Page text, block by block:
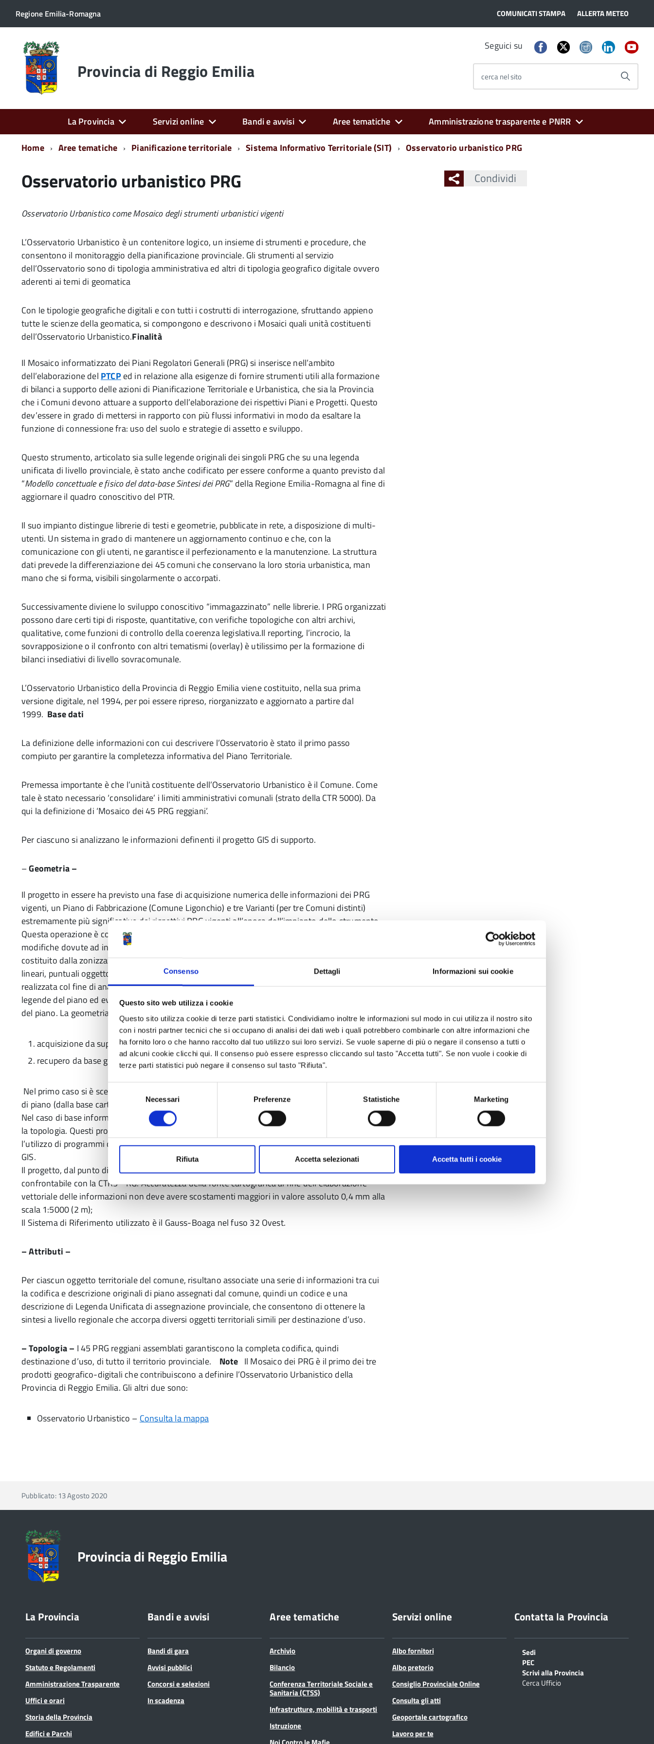
Consenso Dettagli Informazioni sui cookie
Questo sito web utilizza i cookie
Questo sito utilizza cookie di terze parti statistici. Condividiamo inoltre le informazioni sul modo in cui utilizza il nostro sito
con i nostri partner tecnici che si occupano di analisi dei dati web i quali potrebbero combinarle con altre informazioni che
ha fornito loro o che hanno raccolto dal tuo utilizzo sui loro servizi. Se vuole saperne di più o negare il consenso a tutti o
ad alcuni cookie clicchi qui. Il consenso può essere espresso cliccando sul tasto "Accetta tutti". Se non vuole i cookie di
terze parti statistici può negare il consenso sul tasto "Rifiuta".
Necessari Preferenze Statistiche Marketing
Rifiuta Accetta selezionati Accetta tutti i cookie
Regione Emilia-Romagna COMUNICATI STAMPA ALLERTA METEO
Torna
alla
home
page Provincia di Reggio Emilia
Seguici su
cerca nel sito
La Provincia Servizi online Bandi e avvisi Aree tematiche
Amministrazione trasparente e PNRR
Home
Aree tematiche Pianificazione territoriale Sistema Informativo Territoriale (SIT) Osservatorio urbanistico PRG
Osservatorio urbanistico PRG
Osservatorio Urbanistico come Mosaico degli strumenti urbanistici vigenti
L’Osservatorio Urbanistico è un contenitore logico, un insieme di strumenti e procedure, che
consentono il monitoraggio della pianificazione provinciale. Gli strumenti al servizio
dell’Osservatorio sono di tipologia amministrativa ed altri di tipologia geografico digitale ovvero
aderenti ai temi di geomatica
Con le tipologie geografiche digitali e con tutti i costrutti di interrogazione, sfruttando appieno
tutte le scienze della geomatica, si compongono e descrivono i Mosaici quali unità costituenti
dell’Osservatorio Urbanistico.Finalità
Il Mosaico informatizzato dei Piani Regolatori Generali (PRG) si inserisce nell’ambito
dell’elaborazione del PTCPed in relazione alla esigenze di fornire strumenti utili alla formazione
di bilanci a supporto delle azioni di Pianificazione Territoriale e Urbanistica, che sia la Provincia
che i Comuni devono attuare a supporto dell’elaborazione dei rispettivi Piani e Progetti. Questo
dev’essere in grado di mettersi in rapporto con più flussi informativi in modo da esaltare la
funzione di connessione fra: uso del suolo e strategie di assetto e sviluppo.
Questo strumento, articolato sia sulle legende originali dei singoli PRG che su una legenda
unificata di livello provinciale, è stato anche codificato per essere conforme a quanto previsto dal
“Modello concettuale e fisico del data-base Sintesi dei PRG” della Regione Emilia-Romagna al fine di
aggiornare il quadro conoscitivo del PTR.
Il suo impianto distingue librerie di testi e geometrie, pubblicate in rete, a disposizione di multi-
utenti. Un sistema in grado di mantenere un aggiornamento continuo e che, con la
comunicazione con gli utenti, ne garantisce il perfezionamento e la manutenzione. La struttura
dati prevede la differenziazione dei 45 comuni che conservano la loro storia urbanistica, man
mano che si forma, visibili singolarmente o accorpati.
Successivamente diviene lo sviluppo conoscitivo “immagazzinato” nelle librerie. I PRG organizzati
possono dare certi tipi di risposte, quantitative, con verifiche topologiche con altri archivi,
qualitative, come funzioni di controllo della coerenza legislativa.Il reporting, l’incrocio, la
sovrapposizione o il confronto con altri tematismi (overlay) è utilissimo per la formazione di
bilanci insediativi di livello sovracomunale.
L’Osservatorio Urbanistico della Provincia di Reggio Emilia viene costituito, nella sua prima
versione digitale, nel 1994, per poi essere ripreso, riorganizzato e aggiornato a partire dal
1999. Base dati
La definizione delle informazioni con cui descrivere l’Osservatorio è stato il primo passo
compiuto per garantire la completezza informativa del Piano Territoriale.
Premessa importante è che l’unità costituente dell’Osservatorio Urbanistico è il Comune. Come
tale è stato necessario ‘consolidare’ i limiti amministrativi comunali (strato della CTR 5000). Da
qui la definizione di ‘Mosaico dei 45 PRG reggiani’.
Per ciascuno si analizzano le informazioni definenti il progetto GIS di supporto.
–Geometria –
Il progetto in essere ha previsto una fase di acquisizione numerica delle informazioni dei PRG
vigenti, un Piano di Fabbricazione (Comune Ligonchio) e tre Varianti (per tre Comuni distinti)
estremamente più significative dei rispettivi PRG vigenti all’epoca dell’impianto dello strumento.
Questa operazione è consistita nell’informatizzare le grafie originali di Piano, senza apportare
modifiche dovute ad interpretazioni, quindi senza perdere alcuna informazione. L’oggetto è
costituito dalla zonizzazione di piano, vincoli, rispetti e tutte quelle situazioni geometriche areali,
lineari, puntuali oggetto di attenzione normativa. Fase propedeutica, tipicamente urbanistica,
realizzata col fine di analizzare il PRG in ogni sua componente, definendo le codifiche delle
legende del piano ed eventualmente l’aggiornamento della Legenda Unificata, quindi gli attributi
del piano. La geometria ha comportato due possibili situazioni:
acquisizione da supporto cartaceo
recupero da base già informatizzata
Nel primo caso si è scelto la metodologia di scansionare e georeferenziare, su CTR5000, le tavole
di piano (dalla base cartacea migliore) per poi digitalizzarle secondo una specifica tecnica interna.
Nel caso di base informatizzata è necessario gestire la georeferenziazione del dato (CTR5000) e
la topologia. Questi problemi li abbiamo per un ricco (e doveroso) ricorso a dati catastali e per
l’utilizzo di programmi di disegno che hanno lo scopo di produrre una tavola grafica, anziche’ un
GIS.
Il progetto, dal punto di vista degli elementi geometrici che rappresentano i piani, risulta
confrontabile con la CTR5*-RG. Accuratezza della fonte cartografica al fine dell’elaborazione
vettoriale delle informazioni non deve avere scostamenti maggiori in valore assoluto 0,4 mm alla
scala 1:5000 (2 m);
Il Sistema di Riferimento utilizzato è il Gauss-Boaga nel fuso 32 Ovest.
– Attributi –
Per ciascun oggetto territoriale del comune, risultano associate una serie di informazioni tra cui
la codifica e descrizione originali di piano assegnati dal comune, quindi un codice e una
descrizione di Legenda Unificata di assegnazione provinciale, che consentono di ottenere la
sintesi a livello regionale che accorpa diversi oggetti territoriali simili per destinazione d’uso.
– Topologia – I 45 PRG reggiani assemblati garantiscono la completa codifica, quindi
destinazione d’uso, di tutto il territorio provinciale. Note Il Mosaico dei PRG è il primo dei tre
prodotti geografico-digitali che contribuiscono a definire l’Osservatorio Urbanistico della
Provincia di Reggio Emilia. Gli altri due sono:
Osservatorio Urbanistico – Consulta la mappa
Condividi
Pubblicato: 13 Agosto 2020
Provincia di Reggio Emilia
La Provincia
Organi di governo
Statuto e Regolamenti
Amministrazione Trasparente
Uffici e orari
Storia della Provincia
Edifici e Parchi
Bandi e avvisi
Bandi di gara
Avvisi pubblici
Concorsi e selezioni
In scadenza
Aree tematiche
Archivio
Bilancio
Conferenza Territoriale Sociale e
Sanitaria (CTSS)
Infrastrutture, mobilità e trasporti
Istruzione
Servizi online
Albo fornitori
Albo pretorio
Consiglio Provinciale Online
Consulta gli atti
Geoportale cartografico
Lavoro per te
Contatta la Provincia
Sedi
PEC
Scrivi alla Provincia
Cerca Ufficio